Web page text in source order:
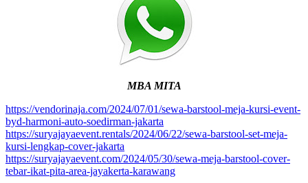
MBA MITA
https://vendorinaja.com/2024/07/01/sewa-barstool-meja-kursi-event-
byd-harmoni-auto-soedirman-jakarta
https://suryajayaevent.rentals/2024/06/22/sewa-barstool-set-meja-
kursi-lengkap-cover-jakarta
https://suryajayaevent.com/2024/05/30/sewa-meja-barstool-cover-
tebar-ikat-pita-area-jayakerta-karawang